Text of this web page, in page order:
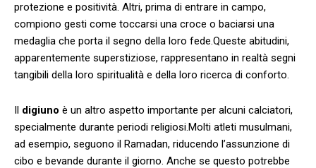
protezione e positività.⁣ Altri, prima di entrare in campo,
compiono gesti come toccarsi una croce o baciarsi una
medaglia che porta il segno della‍ loro fede.Queste abitudini,
apparentemente ⁤superstiziose, rappresentano in realtà segni
‍tangibili della loro spiritualità e della loro ricerca di conforto.
Il digiuno è‍ un altro⁢ aspetto importante per alcuni calciatori,
specialmente durante periodi religiosi.Molti⁤ atleti musulmani,
ad esempio, seguono il Ramadan, riducendo l’assunzione⁤ di
cibo e bevande durante ⁤il ⁢giorno. Anche se questo potrebbe